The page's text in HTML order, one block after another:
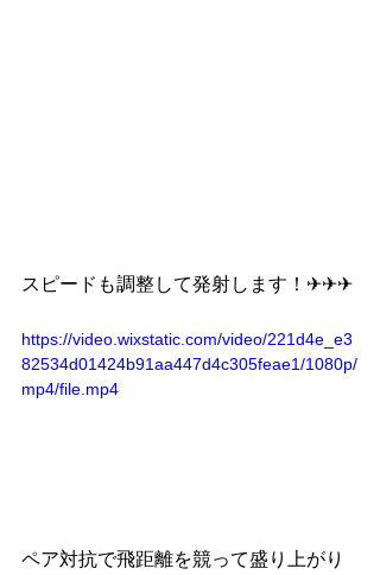
スピードも調整して発射します！✈✈✈
https://video.wixstatic.com/video/221d4e_e3
82534d01424b91aa447d4c305feae1/1080p/
mp4/file.mp4
ペア対抗で飛距離を競って盛り上がり